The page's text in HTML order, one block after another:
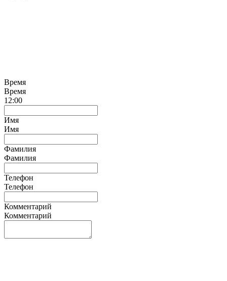
Время
Время
12:00
Имя
Имя
Фамилия
Фамилия
Телефон
Телефон
Комментарий
Комментарий